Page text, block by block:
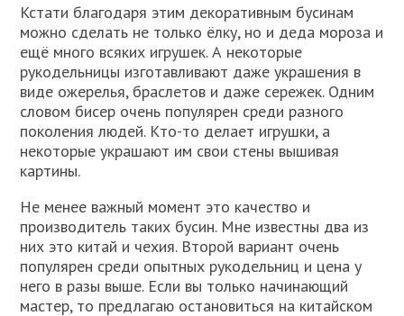
Кстати благодаря этим декоративным бусинам
можно сделать не только ёлку, но и деда мороза и
ещё много всяких игрушек. А некоторые
рукодельницы изготавливают даже украшения в
виде ожерелья, браслетов и даже сережек. Одним
словом бисер очень популярен среди разного
поколения людей. Кто-то делает игрушки, а
некоторые украшают им свои стены вышивая
картины.
Не менее важный момент это качество и
производитель таких бусин. Мне известны два из
них это китай и чехия. Второй вариант очень
популярен среди опытных рукодельниц и цена у
него в разы выше. Если вы только начинающий
мастер, то предлагаю остановиться на китайском